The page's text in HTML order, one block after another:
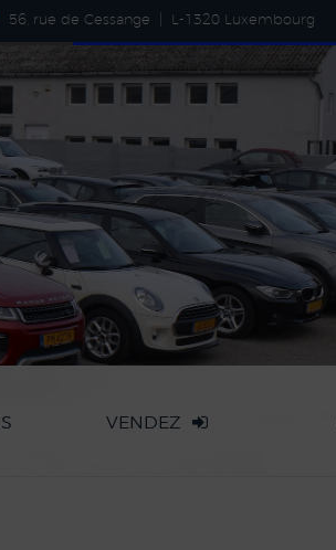
56, rue de Cessange L-1320 Luxembourg
VENDEZ